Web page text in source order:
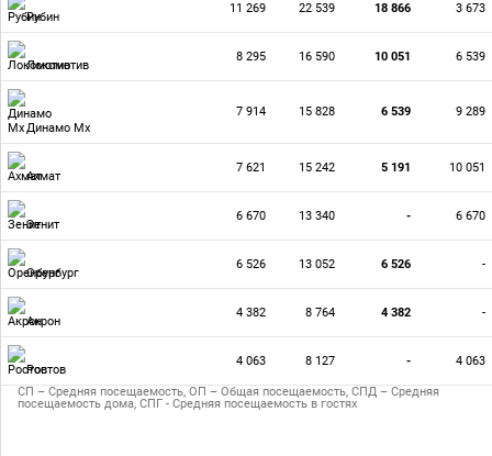
Рубин
11 269 22 539 18 866 3 673
Локомотив
8 295 16 590 10 051 6 539
Динамо Мх
7 914 15 828 6 539 9 289
Ахмат
7 621 15 242 5 191 10 051
Зенит
6 670 13 340 - 6 670
Оренбург
6 526 13 052 6 526 -
Акрон
4 382 8 764 4 382 -
Ростов
4 063 8 127 - 4 063
СП – Средняя посещаемость, ОП – Общая посещаемость, СПД – Средняя
посещаемость дома, СПГ - Средняя посещаемость в гостях